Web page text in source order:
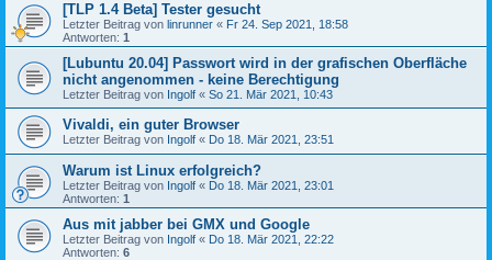
[TLP 1.4 Beta] Tester gesucht
Letzter Beitrag von linrunner « Fr 24. Sep 2021, 18:58
Antworten: 1
[Lubuntu 20.04] Passwort wird in der grafischen Oberfläche
nicht angenommen - keine Berechtigung
Letzter Beitrag von Ingolf « So 21. Mär 2021, 10:43
Vivaldi, ein guter Browser
Letzter Beitrag von Ingolf « Do 18. Mär 2021, 23:51
Warum ist Linux erfolgreich?
Letzter Beitrag von Ingolf « Do 18. Mär 2021, 23:01
Antworten: 1
Aus mit jabber bei GMX und Google
Letzter Beitrag von Ingolf « Do 18. Mär 2021, 22:22
Antworten: 6